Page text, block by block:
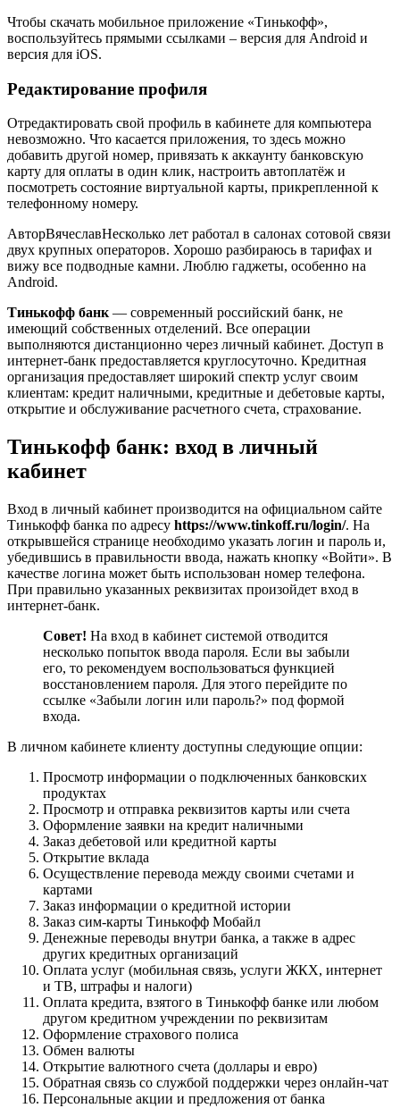
Чтобы скачать мобильное приложение «Тинькофф»,
воспользуйтесь прямыми ссылками – версия для Android и
версия для iOS.
Редактирование профиля
Отредактировать свой профиль в кабинете для компьютера
невозможно. Что касается приложения, то здесь можно
добавить другой номер, привязать к аккаунту банковскую
карту для оплаты в один клик, настроить автоплатёж и
посмотреть состояние виртуальной карты, прикрепленной к
телефонному номеру.
АвторВячеславНесколько лет работал в салонах сотовой связи
двух крупных операторов. Хорошо разбираюсь в тарифах и
вижу все подводные камни. Люблю гаджеты, особенно на
Android.
Тинькофф банк — современный российский банк, не
имеющий собственных отделений. Все операции
выполняются дистанционно через личный кабинет. Доступ в
интернет-банк предоставляется круглосуточно. Кредитная
организация предоставляет широкий спектр услуг своим
клиентам: кредит наличными, кредитные и дебетовые карты,
открытие и обслуживание расчетного счета, страхование.
Тинькофф банк: вход в личный
кабинет
Вход в личный кабинет производится на официальном сайте
Тинькофф банка по адресу https://www.tinkoff.ru/login/. На
открывшейся странице необходимо указать логин и пароль и,
убедившись в правильности ввода, нажать кнопку «Войти». В
качестве логина может быть использован номер телефона.
При правильно указанных реквизитах произойдет вход в
интернет-банк.
Совет! На вход в кабинет системой отводится
несколько попыток ввода пароля. Если вы забыли
его, то рекомендуем воспользоваться функцией
восстановлением пароля. Для этого перейдите по
ссылке «Забыли логин или пароль?» под формой
входа.
В личном кабинете клиенту доступны следующие опции:
Просмотр информации о подключенных банковских
продуктах
Просмотр и отправка реквизитов карты или счета
Оформление заявки на кредит наличными
Заказ дебетовой или кредитной карты
Открытие вклада
Осуществление перевода между своими счетами и
картами
Заказ информации о кредитной истории
Заказ сим-карты Тинькофф Мобайл
Денежные переводы внутри банка, а также в адрес
других кредитных организаций
Оплата услуг (мобильная связь, услуги ЖКХ, интернет
и ТВ, штрафы и налоги)
Оплата кредита, взятого в Тинькофф банке или любом
другом кредитном учреждении по реквизитам
Оформление страхового полиса
Обмен валюты
Открытие валютного счета (доллары и евро)
Обратная связь со службой поддержки через онлайн-чат
Персональные акции и предложения от банка